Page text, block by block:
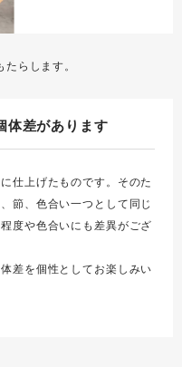
らします。
体差があります
仕上げたものです。そのた
節、色合い一つとして同じ
度や色合いにも差異がござ
差を個性としてお楽しみい